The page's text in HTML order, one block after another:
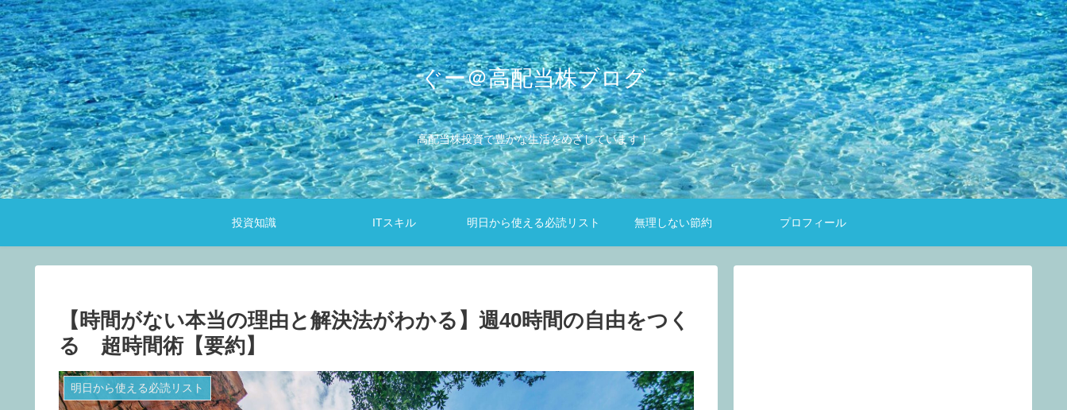
ぐー＠高配当株ブログ
高配当株投資で豊かな生活をめざしています！
投資知識 ITスキル 明日から使える必読リスト 無理しない節約 プロフィール
【時間がない本当の理由と解決法がわかる】週40時間の自由をつく
る 超時間術【要約】
明日から使える必読リスト